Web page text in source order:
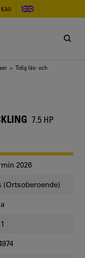
> Tidig läs- och
7.5 HP
2026
(Ortsoberoende)